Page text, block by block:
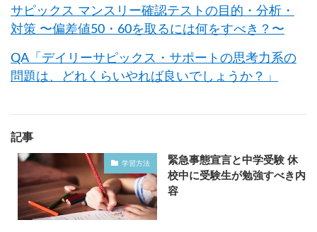
サピックス マンスリー確認テストの目的・分析・
対策 〜偏差値50・60を取るには何をすべき？〜
QA「デイリーサピックス・サポートの思考力系の
問題は、どれくらいやれば良いでしょうか？」
記事
学習方法
緊急事態宣言と中学受験 休
校中に受験生が勉強すべき内
容